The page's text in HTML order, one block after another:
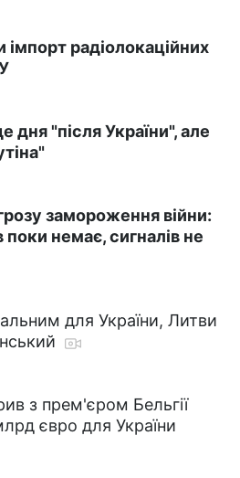
імпорт радіолокаційних
дня "після України", але
замороження війни:
поки немає, сигналів не
для України, Литви
з прем'єром Бельгії
євро для України